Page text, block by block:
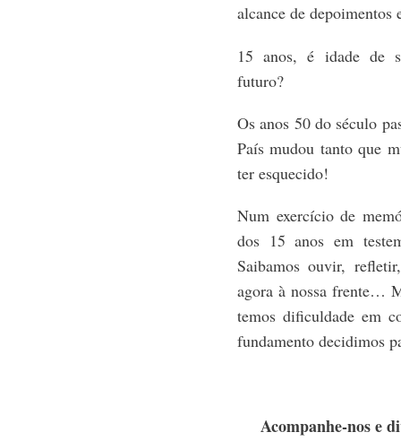
alcance de
15 anos, é idade de
futuro?
Os anos 50 do século
País mudou tanto que
ter esquecido!
Num exercício de
dos 15 anos em
Saibamos ouvir,
agora à nossa frente…
temos dificuldade em
fundamento decidimos
Acompanhe-nos e